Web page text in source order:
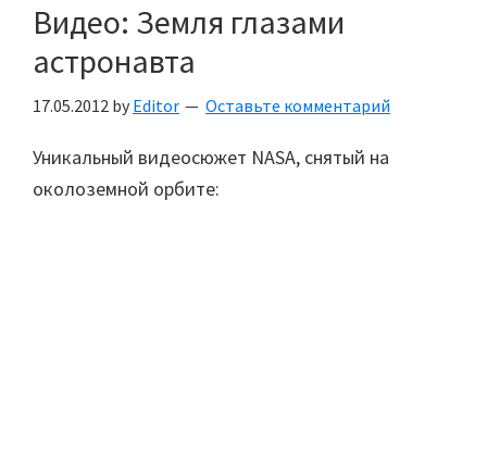
Видео: Земля глазами
астронавта
17.05.2012 by Editor Оставьте комментарий
Уникальный видеосюжет NASA, снятый на
околоземной орбите: